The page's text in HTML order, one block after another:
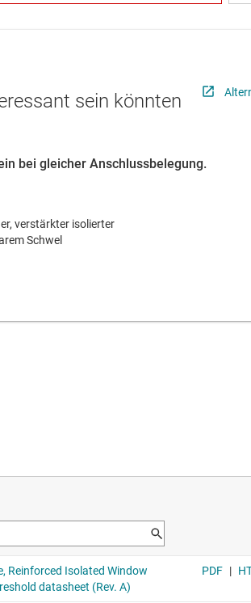
sein könnten
bei gleicher Anschlussbelegung.
verstärkter isolierter
Schwel